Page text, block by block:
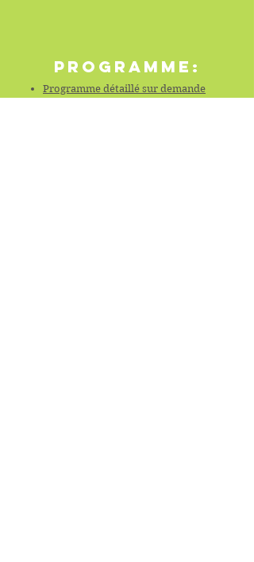
PROGRAMME:
Programme détaillé sur demande